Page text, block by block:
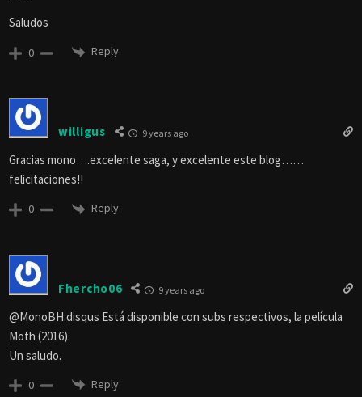
Saludos
0 Reply
willigus 9 years ago
Gracias mono….excelente saga, y excelente este blog……
felicitaciones!!
0 Reply
Fhercho06 9 years ago
@MonoBH:disqus Está disponible con subs respectivos, la película
Moth (2016).
Un saludo.
0 Reply